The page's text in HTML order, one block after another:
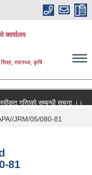
कार्यालय
स्वास्थ्य, कृषि
सम्बन्धी सूचना ।।
JRM/05/080-81
81